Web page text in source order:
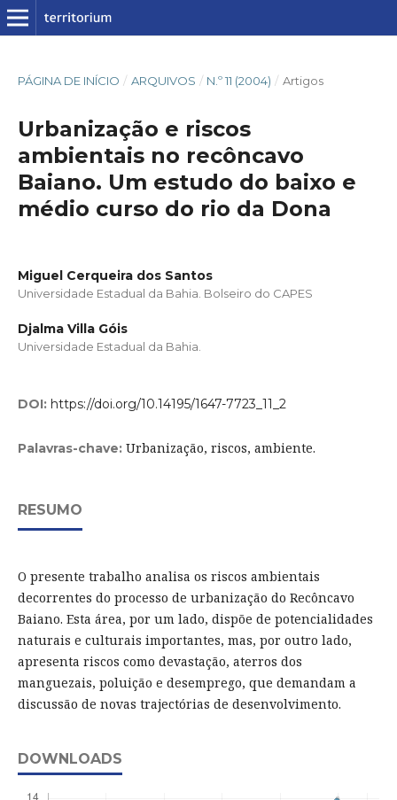
PÁGINA DE INÍCIO / ARQUIVOS / N.º 11 (2004) / Artigos
Urbanização e riscos
ambientais no recôncavo
Baiano. Um estudo do baixo e
médio curso do rio da Dona
Miguel Cerqueira dos Santos
Universidade Estadual da Bahia. Bolseiro do CAPES
Djalma Villa Góis
Universidade Estadual da Bahia.
DOI: https://doi.org/10.14195/1647-7723_11_2
Palavras-chave: Urbanização, riscos, ambiente.
RESUMO
O presente trabalho analisa os riscos ambientais
decorrentes do processo de urbanização do Recôncavo
Baiano. Esta área, por um lado, dispõe de potencialidades
naturais e culturais importantes, mas, por outro lado,
apresenta riscos como devastação, aterros dos
manguezais, poluição e desemprego, que demandam a
discussão de novas trajectórias de desenvolvimento.
DOWNLOADS